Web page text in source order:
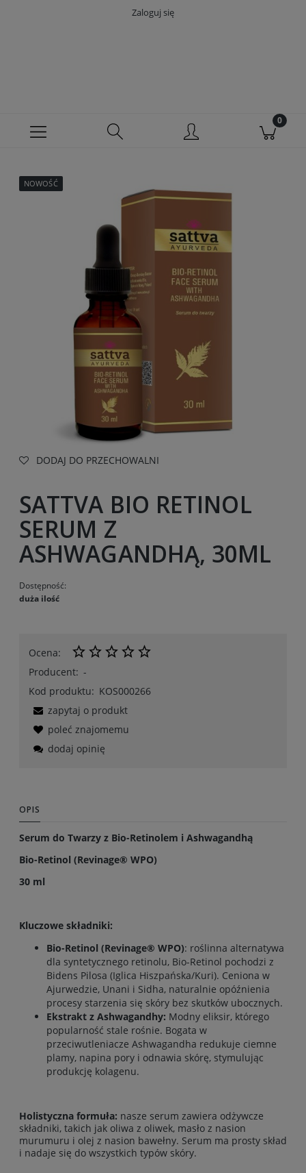
Zaloguj się
NOWOŚĆ
DODAJ DO PRZECHOWALNI
SATTVA BIO RETINOL
SERUM Z
ASHWAGANDHĄ, 30ML
Dostępność:
duża ilość
Ocena:
Producent: -
Kod produktu: KOS000266
zapytaj o produkt
poleć znajomemu
dodaj opinię
OPIS
Serum do Twarzy z Bio-Retinolem i Ashwagandhą
Bio-Retinol (Revinage® WPO)
30 ml
Kluczowe składniki:
Bio-Retinol (Revinage® WPO): roślinna alternatywa
dla syntetycznego retinolu, Bio-Retinol pochodzi z
Bidens Pilosa (Iglica Hiszpańska/Kuri). Ceniona w
Ajurwedzie, Unani i Sidha, naturalnie opóźnienia
procesy starzenia się skóry bez skutków ubocznych.
Ekstrakt z Ashwagandhy: Modny eliksir, którego
popularność stale rośnie. Bogata w
przeciwutleniacze Ashwagandha redukuje ciemne
plamy, napina pory i odnawia skórę, stymulując
produkcję kolagenu.
Holistyczna formuła: nasze serum zawiera odżywcze
składniki, takich jak oliwa z oliwek, masło z nasion
murumuru i olej z nasion bawełny. Serum ma prosty skład
i nadaje się do wszystkich typów skóry.